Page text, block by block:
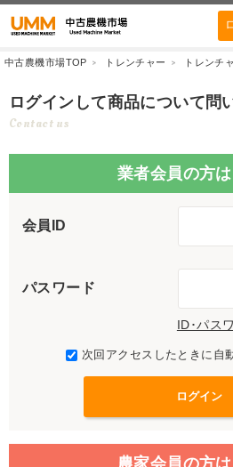
中古農機市場TOP トレンチャー トレンチ
ログインして商品について問
Contact us
業者会員の方
会員ID
パスワード
ID･パス
次回アクセスしたときに自
農家会員の方